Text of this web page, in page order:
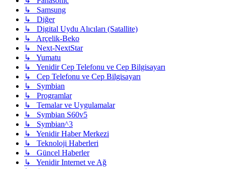
↳ Samsung
↳ Diğer
↳ Digital Uydu Alıcıları (Satallite)
↳ Arçelik-Beko
↳ Next-NextStar
↳ Yumatu
↳ Yenidir Cep Telefonu ve Cep Bilgisayarı
↳ Cep Telefonu ve Cep Bilgisayarı
↳ Symbian
↳ Programlar
↳ Temalar ve Uygulamalar
↳ Symbian S60v5
↳ Symbian^3
↳ Yenidir Haber Merkezi
↳ Teknoloji Haberleri
↳ Güncel Haberler
↳ Yenidir Internet ve Ağ